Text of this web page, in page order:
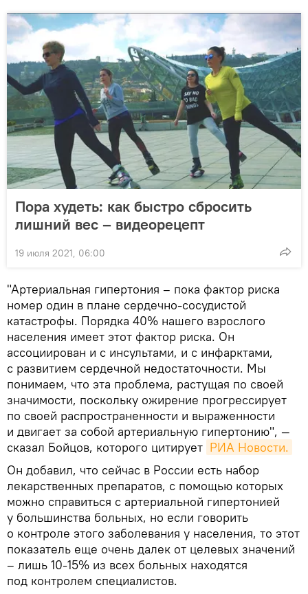
Пора худеть: как быстро сбросить
лишний вес – видеорецепт
19 июля 2021, 06:00
"Артериальная гипертония – пока фактор риска
номер один в плане сердечно-сосудистой
катастрофы. Порядка 40% нашего взрослого
населения имеет этот фактор риска. Он
ассоциирован и с инсультами, и с инфарктами,
с развитием сердечной недостаточности. Мы
понимаем, что эта проблема, растущая по своей
значимости, поскольку ожирение прогрессирует
по своей распространенности и выраженности
и двигает за собой артериальную гипертонию", —
сказал Бойцов, которого цитирует РИА Новости.
Он добавил, что сейчас в России есть набор
лекарственных препаратов, с помощью которых
можно справиться с артериальной гипертонией
у большинства больных, но если говорить
о контроле этого заболевания у населения, то этот
показатель еще очень далек от целевых значений
– лишь 10-15% из всех больных находятся
под контролем специалистов.